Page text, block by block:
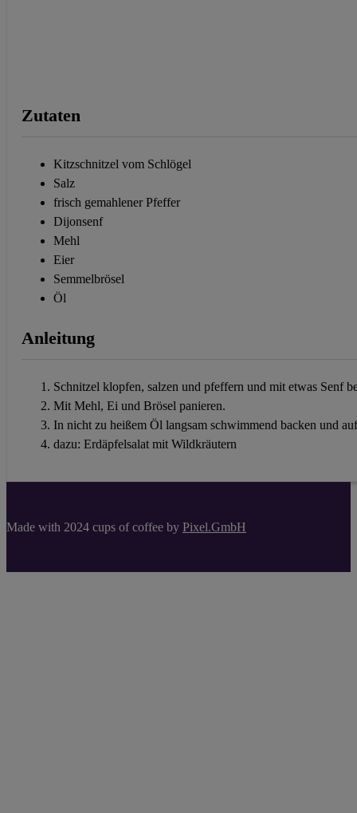
Zutaten
Kitzschnitzel vom Schlögel
Salz
frisch gemahlener Pfeffer
Dijonsenf
Mehl
Eier
Semmelbrösel
Öl
Anleitung
Schnitzel klopfen, salzen und pfeffern und mit etwas Senf
Mit Mehl, Ei und Brösel panieren.
In nicht zu heißem Öl langsam schwimmend backen und
dazu: Erdäpfelsalat mit Wildkräutern
Made with 2024 cups of coffee by Pixel.GmbH